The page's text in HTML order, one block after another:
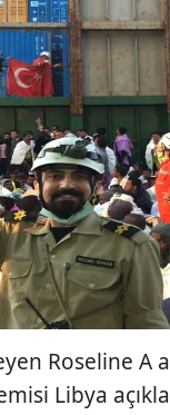
Roseline A
Libya